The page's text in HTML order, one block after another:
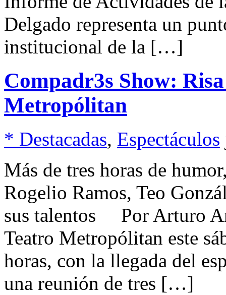
Delgado representa un
institucional de la […]
Compadr3s Show:
Metropólitan
* Destacadas, Espectáculos
Más de tres horas de
Rogelio Ramos, Teo
sus talentos Por Arturo
Teatro Metropólitan este
horas, con la llegada del
una reunión de tres […]